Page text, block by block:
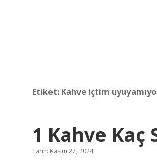
Etiket: Kahve içtim
1 Kahve Kaç
Tarih: Kasım 27, 2024